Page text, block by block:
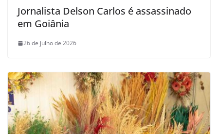
Jornalista Delson Carlos é assassinado
em Goiânia
26 de julho de 2026